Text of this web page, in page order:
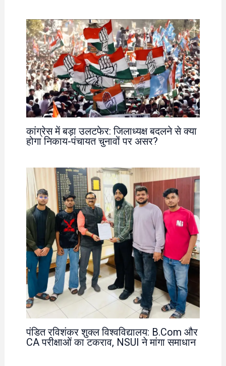
कांग्रेस में बड़ा उलटफेर: जिलाध्यक्ष बदलने से क्या
होगा निकाय-पंचायत चुनावों पर असर?
पंडित रविशंकर शुक्ल विश्वविद्यालय: B.Com और
CA परीक्षाओं का टकराव, NSUI ने मांगा समाधान